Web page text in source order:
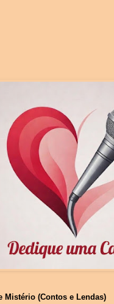
Mistério (Contos e Lendas)